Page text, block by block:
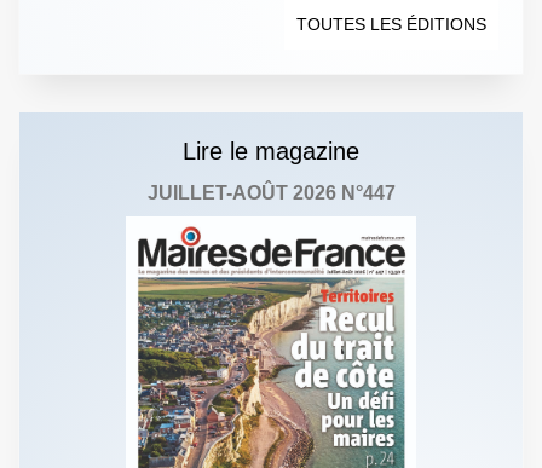
TOUTES LES ÉDITIONS
Lire le magazine
JUILLET-AOÛT 2026 N°447